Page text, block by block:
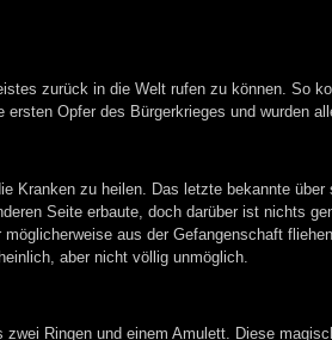
zurück in die Welt rufen zu können. So
Opfer des Bürgerkrieges und wurden
Kranken zu heilen. Das letzte bekannte
Seite erbaute, doch darüber ist nichts
aus der Gefangenschaft
aber nicht völlig unmöglich.
Ringen und einem Amulett. Diese